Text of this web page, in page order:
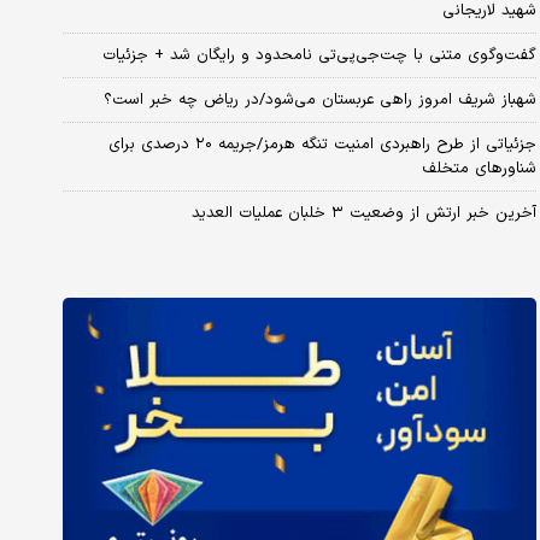
شهید لاریجانی
گفت‌وگوی متنی با چت‌جی‌پی‌تی نامحدود و رایگان شد + جزئیات
شهباز شریف امروز راهی عربستان می‌شود/در ریاض چه خبر است؟
جزئیاتی از طرح راهبردی امنیت تنگه هرمز/جریمه ۲۰ درصدی برای
شناورهای متخلف
آخرین خبر ارتش از وضعیت ۳ خلبان عملیات العدید